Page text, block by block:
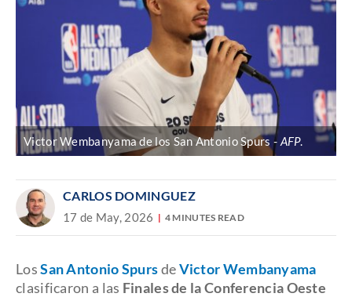
Victor Wembanyama de los San Antonio Spurs AFP.
CARLOS DOMINGUEZ
17 de May, 2026 4 MINUTES READ
LosSan Antonio SpursdeVictor Wembanyama
clasificaron a las Finales de la Conferencia Oeste